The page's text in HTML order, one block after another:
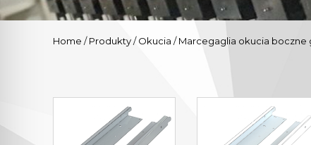
Home /Produkty/Okucia /Marcegaglia okucia boczne